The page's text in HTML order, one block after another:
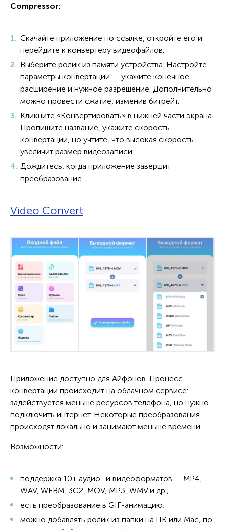
Compressor:
Скачайте приложение по ссылке, откройте его и
перейдите к конвертеру видеофайлов.
Выберите ролик из памяти устройства. Настройте
параметры конвертации — укажите конечное
расширение и нужное разрешение. Дополнительно
можно провести сжатие, изменив битрейт.
Кликните «Конвертировать» в нижней части экрана.
Пропишите название, укажите скорость
конвертации, но учтите, что высокая скорость
увеличит размер видеозаписи.
Дождитесь, когда приложение завершит
преобразование.
Video Convert
Приложение доступно для Айфонов. Процесс
конвертации происходит на облачном сервисе:
задействуется меньше ресурсов телефона, но нужно
подключить интернет. Некоторые преобразования
происходят локально и занимают меньше времени.
Возможности:
поддержка 10+ аудио- и видеоформатов — MP4,
WAV, WEBM, 3G2, MOV, MP3, WMV и др.;
есть преобразование в GIF-анимацию;
можно добавлять ролик из папки на ПК или Mac, по